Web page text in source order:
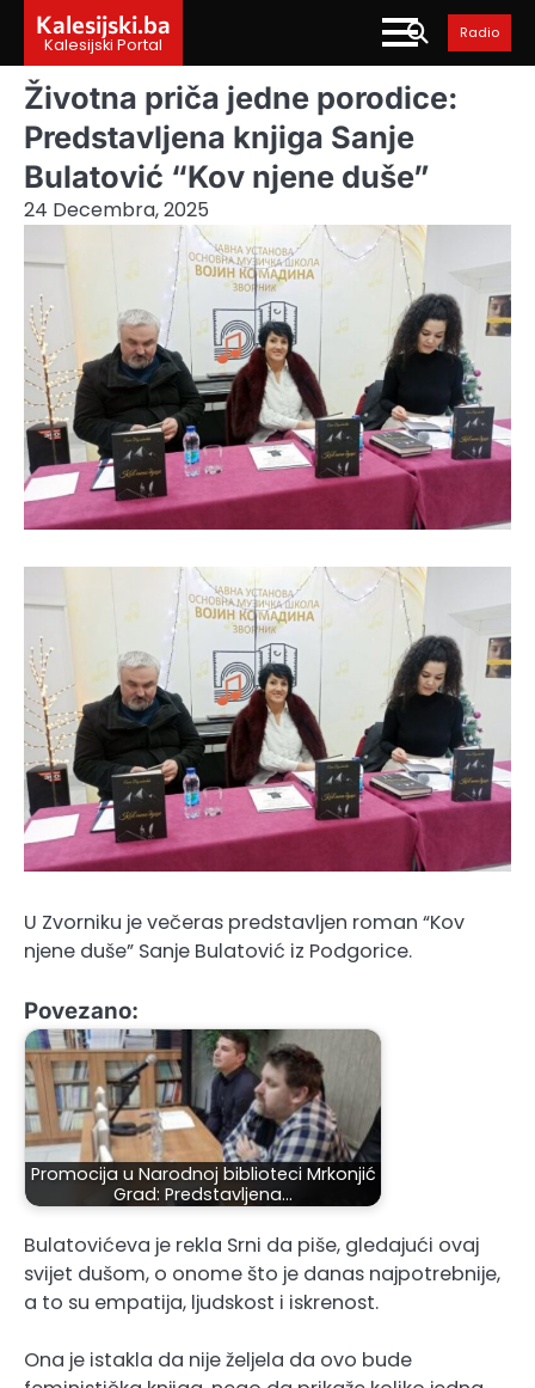
content
Kalesijski.ba
Kalesijski Portal
Radio
Životna priča jedne porodice:
Predstavljena knjiga Sanje
Bulatović “Kov njene duše”
24 Decembra, 2025
U Zvorniku je večeras predstavljen roman “Kov
njene duše” Sanje Bulatović iz Podgorice.
Povezano:
Promocija u Narodnoj biblioteci Mrkonjić
Grad: Predstavljena…
Bulatovićeva je rekla Srni da piše, gledajući ovaj
svijet dušom, o onome što je danas najpotrebnije,
a to su empatija, ljudskost i iskrenost.
Ona je istakla da nije željela da ovo bude